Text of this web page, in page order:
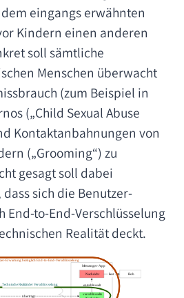
eingangs erwähnten
Kindern einen anderen
soll sämtliche
Menschen überwacht
(zum Beispiel in
(„Child Sexual Abuse
Kontaktanbahnungen von
(„Grooming“) zu
gesagt soll dabei
sich die Benutzer-
End-to-End-Verschlüsselung
Realität deckt.